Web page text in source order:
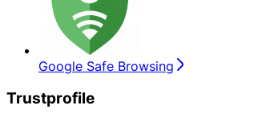
Google Safe Browsing
Trustprofile